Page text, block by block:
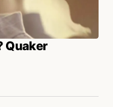
Quaker